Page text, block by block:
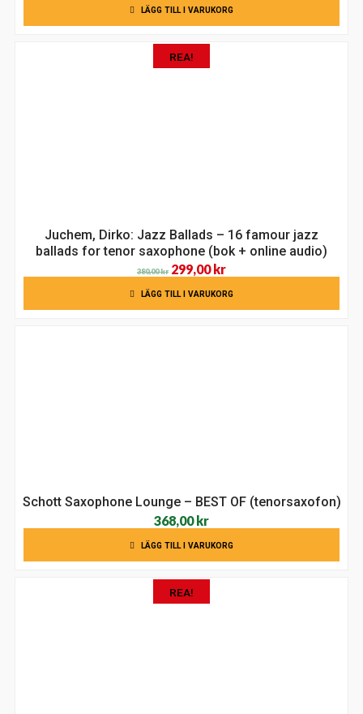
LÄGG TILL I VARUKORG
REA!
Juchem, Dirko: Jazz Ballads – 16 famour jazz
ballads for tenor saxophone (bok + online audio)
380,00kr Det
ursprungliga
priset
299,00 krDet
nuvarande
priset
LÄGG TILL I VARUKORG
Schott Saxophone Lounge – BEST OF (tenorsaxofon)
368,00kr
LÄGG TILL I VARUKORG
REA!